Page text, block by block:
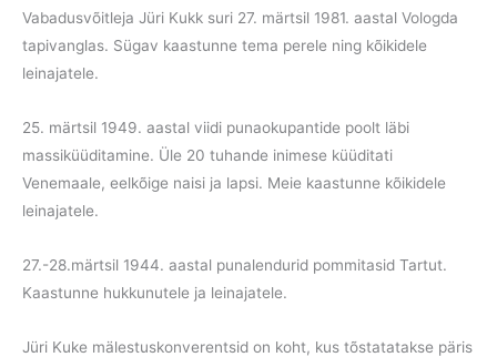
Vabadusvõitleja Jüri Kukk suri 27. märtsil 1981. aastal Vologda
tapivanglas. Sügav kaastunne tema perele ning kõikidele
leinajatele.
25. märtsil 1949. aastal viidi punaokupantide poolt läbi
massiküüditamine. Üle 20 tuhande inimese küüditati
Venemaale, eelkõige naisi ja lapsi. Meie kaastunne kõikidele
leinajatele.
27.-28.märtsil 1944. aastal punalendurid pommitasid Tartut.
Kaastunne hukkunutele ja leinajatele.
Jüri Kuke mälestuskonverentsid on koht, kus tõstatatakse päris